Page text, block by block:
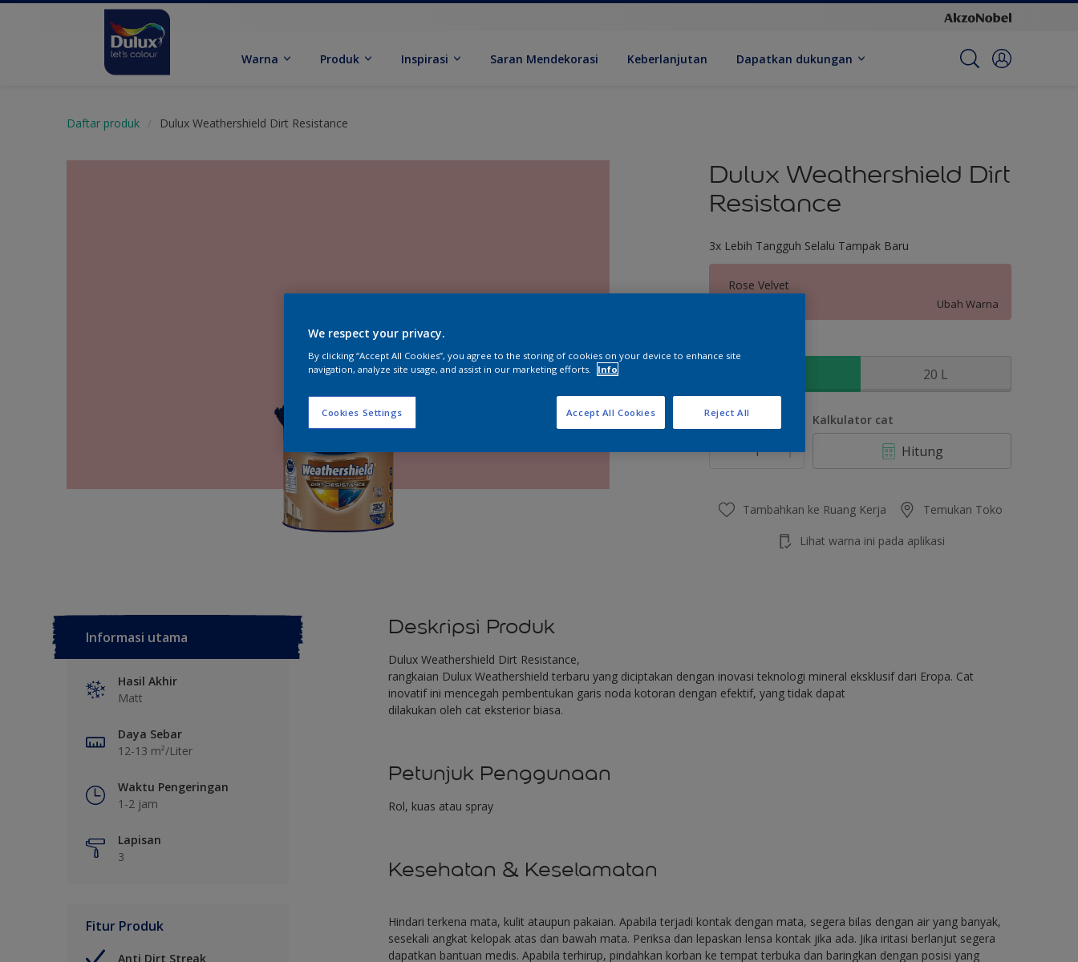
Warna Produk Inspirasi Saran Mendekorasi Keberlanjutan Dapatkan dukungan
Daftar produk Dulux Weathershield Dirt Resistance
Dulux Weathershield Dirt
Resistance
3x Lebih Tangguh Selalu Tampak Baru
Rose Velvet
Ubah Warna
20 L
Jumlah Kalkulator cat
Hitung
Tambahkan ke Ruang Kerja Temukan Toko
Lihat warna ini pada aplikasi
Informasi utama
Hasil Akhir
Matt
Daya Sebar
12-13 m²/Liter
Waktu Pengeringan
1-2 jam
Lapisan
3
Fitur Produk
Anti Dirt Streak
Deskripsi Produk
Dulux Weathershield Dirt Resistance,
rangkaian Dulux Weathershield terbaru yang diciptakan dengan inovasi teknologi mineral eksklusif dari Eropa. Cat
inovatif ini mencegah pembentukan garis noda kotoran dengan efektif, yang tidak dapat
dilakukan oleh cat eksterior biasa.
Petunjuk Penggunaan
Rol, kuas atau spray
Kesehatan & Keselamatan
Hindari terkena mata, kulit ataupun pakaian. Apabila terjadi kontak dengan mata, segera bilas dengan air yang banyak,
sesekali angkat kelopak atas dan bawah mata. Periksa dan lepaskan lensa kontak jika ada. Jika iritasi berlanjut segera
dapatkan bantuan medis. Apabila terhirup, pindahkan korban ke tempat terbuka dan baringkan dengan posisi yang
We respect your privacy.
By clicking “Accept All Cookies”, you agree to the storing of cookies on your device to enhance site
navigation, analyze site usage, and assist in our marketing efforts.
Info
Cookies Settings Reject All
Accept All Cookies